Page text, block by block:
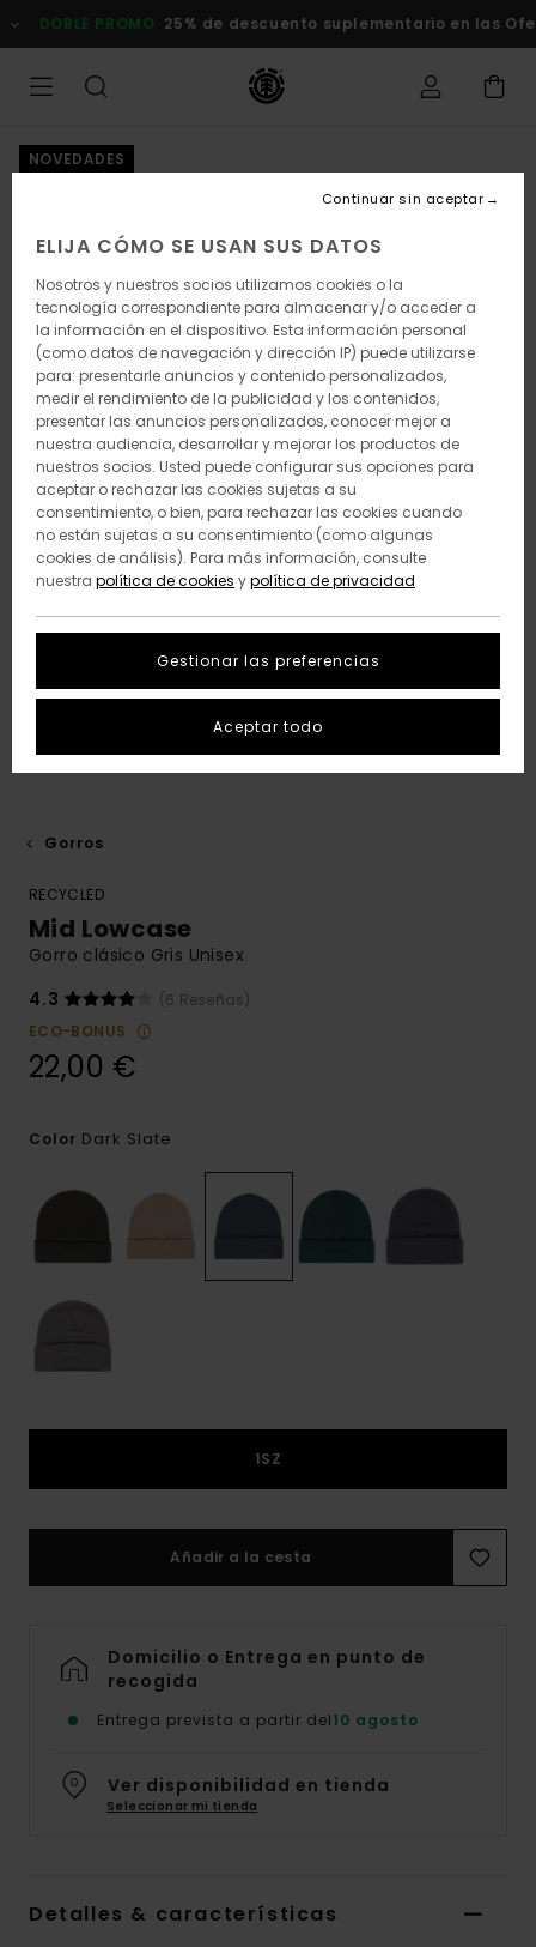
la
DOBLE PROMO 25% de descuento suplementario en las
NOVEDADES
Gorros
RECYCLED
Mid Lowcase
Gorro clásico Gris Unisex
4.3
(6 Reseñas)
ECO-BONUS
22,00 €
Color Dark Slate
1SZ
Añadir a la cesta
Domicilio o Entrega en punto de
recogida
Entrega prevista a partir del10 agosto
Ver disponibilidad en tienda
Seleccionar mi tienda
Detalles & características
ELIJA CÓMO SE USAN SUS DATOS
Nosotros y nuestros socios utilizamos cookies o la
tecnología correspondiente para almacenar y/o acceder a
la información en el dispositivo. Esta información personal
(como datos de navegación y dirección IP) puede utilizarse
para: presentarle anuncios y contenido personalizados,
medir el rendimiento de la publicidad y los contenidos,
presentar las anuncios personalizados, conocer mejor a
nuestra audiencia, desarrollar y mejorar los productos de
nuestros socios. Usted puede configurar sus opciones para
aceptar o rechazar las cookies sujetas a su
consentimiento, o bien, para rechazar las cookies cuando
no están sujetas a su consentimiento (como algunas
cookies de análisis). Para más información, consulte
nuestra política de cookies ypolítica de privacidad
Gestionar las preferencias
Continuar sin aceptar
Aceptar todo